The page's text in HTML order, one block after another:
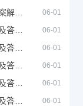
06-01
06-01
06-01
06-01
06-01
06-01